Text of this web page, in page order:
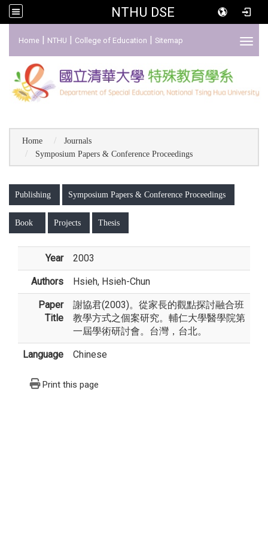
NTHU DSE
Home | NTHU | College of Education | Sitemap
Home
Journals
Symposium Papers & Conference Proceedings
Publishing Symposium Papers & Conference Proceedings
Book Projects Thesis
Year 2003
Authors Hsieh, Hsieh-Chun
Paper
Title
謝協君(2003)。從家長的觀點探討融合班
教學方式之個案研究。輔仁大學醫學院第
一屆學術研討會。台灣，台北。
Language Chinese
Print this page